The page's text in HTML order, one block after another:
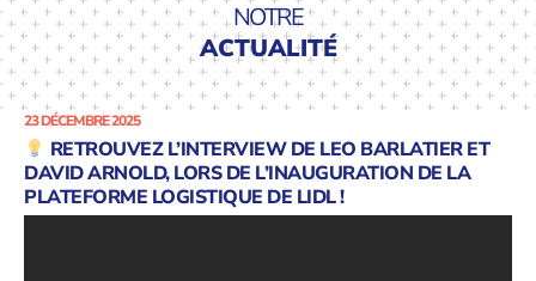
NOTRE
ACTUALITÉ
23 DÉCEMBRE 2025
RETROUVEZ L’INTERVIEW DE LEO BARLATIER ET
DAVID ARNOLD, LORS DE L’INAUGURATION DE LA
PLATEFORME LOGISTIQUE DE LIDL !